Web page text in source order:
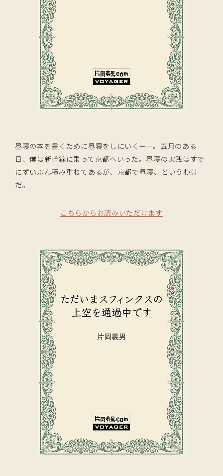
昼寝の本を書くために昼寝をしにいく—―。五月のある
日、僕は新幹線に乗って京都へいった。昼寝の実践はすで
にずいぶん積み重ねてあるが、京都で昼寝、というわけ
だ。
こちらからお読みいただけます